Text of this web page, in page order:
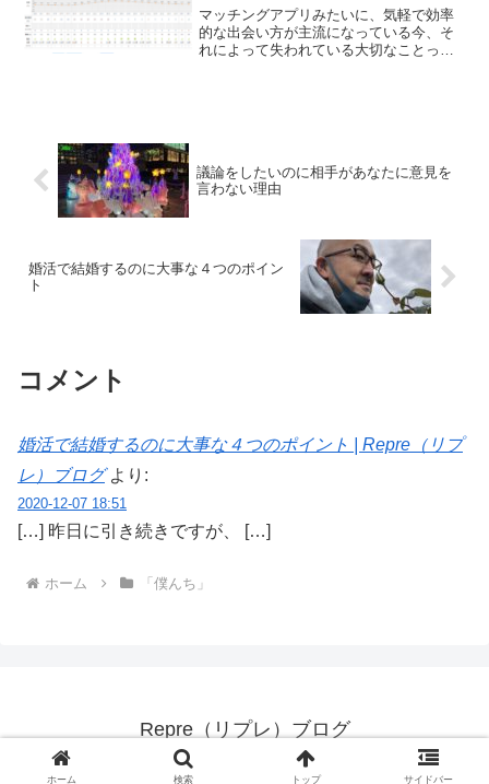
マッチングアプリみたいに、気軽で効率
的な出会い方が主流になっている今、そ
れによって失われている大切なことって
議論をしたいのに相手があなたに意見を
言わない理由
婚活で結婚するのに大事な４つのポイン
ト
コメント
婚活で結婚するのに大事な４つのポイント | Repre（リプ
レ）ブログ より:
2020-12-07 18:51
[…] 昨日に引き続きですが、 […]
ホーム 「僕んち」
Repre（リプレ）ブログ
© 2020 Repre（リプレ）ブログ.
ホーム 検索 トップ サイドバー